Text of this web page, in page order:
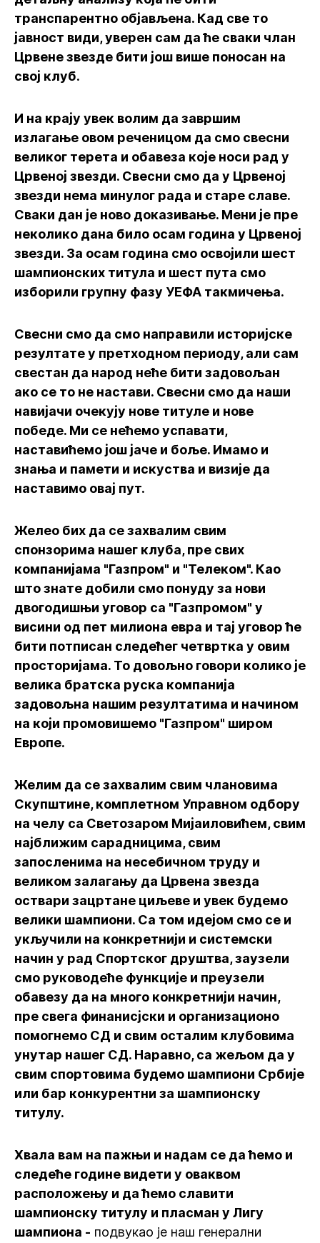
транспарентно објављена. Кад све то
јавност види, уверен сам да ће сваки члан
Црвене звезде бити још више поносан на
свој клуб.
И на крају увек волим да завршим
излагање овом реченицом да смо свесни
великог терета и обавеза које носи рад у
Црвеној звезди. Свесни смо да у Црвеној
звезди нема минулог рада и старе славе.
Сваки дан је ново доказивање. Мени је пре
неколико дана било осам година у Црвеној
звезди. За осам година смо освојили шест
шампионских титула и шест пута смо
изборили групну фазу УЕФА такмичења.
Свесни смо да смо направили историјске
резултате у претходном периоду, али сам
свестан да народ неће бити задовољан
ако се то не настави. Свесни смо да наши
навијачи очекују нове титуле и нове
победе. Ми се нећемо успавати,
наставићемо још јаче и боље. Имамо и
знања и памети и искуства и визије да
наставимо овај пут.
Желео бих да се захвалим свим
спонзорима нашег клуба, пре свих
компанијама "Газпром" и "Телеком". Као
што знате добили смо понуду за нови
двогодишњи уговор са "Газпромом" у
висини од пет милиона евра и тај уговор ће
бити потписан следећег четвртка у овим
просторијама. То довољно говори колико је
велика братска руска компанија
задовољна нашим резултатима и начином
на који промовишемо "Газпром" широм
Европе.
Желим да се захвалим свим члановима
Скупштине, комплетном Управном одбору
на челу са Светозаром Мијаиловићем, свим
најближим сарадницима, свим
запосленима на несебичном труду и
великом залагању да Црвена звезда
оствари зацртане циљеве и увек будемо
велики шампиони. Са том идејом смо се и
укључили на конкретнији и системски
начин у рад Спортског друштва, заузели
смо руководеће функције и преузели
обавезу да на много конкретнији начин,
пре свега финанисјски и организационо
помогнемо СД и свим осталим клубовима
унутар нашег СД. Наравно, са жељом да у
свим спортовима будемо шампиони Србије
или бар конкурентни за шампионску
титулу.
Хвала вам на пажњи и надам се да ћемо и
следеће године видети у оваквом
расположењу и да ћемо славити
шампионску титулу и пласман у Лигу
шампиона - подвукао је наш генерални